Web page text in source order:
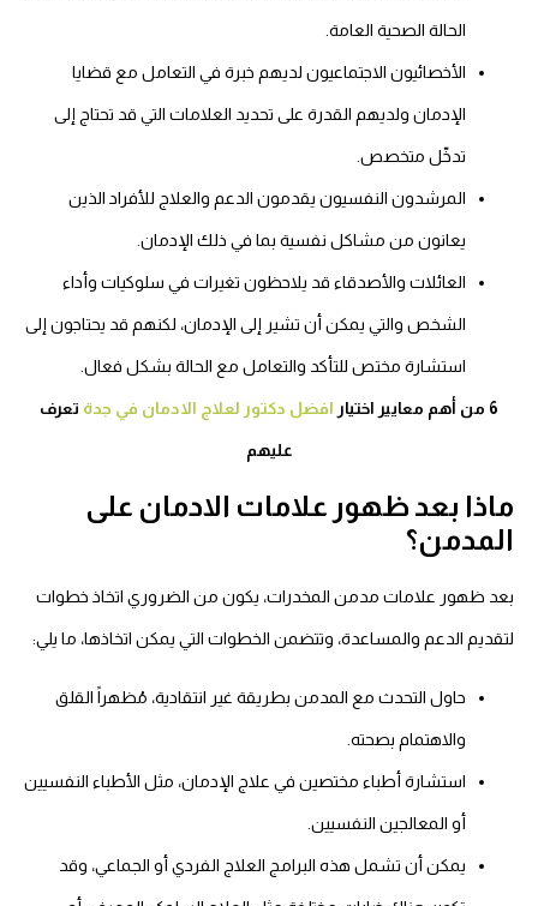
الحالة الصحية العامة.
الأخصائيون الاجتماعيون لديهم خبرة في التعامل مع قضايا
الإدمان ولديهم القدرة على تحديد العلامات التي قد تحتاج إلى
تدخّل متخصص.
المرشدون النفسيون يقدمون الدعم والعلاج للأفراد الذين
يعانون من مشاكل نفسية بما في ذلك الإدمان.
العائلات والأصدقاء قد يلاحظون تغيرات في سلوكيات وأداء
الشخص والتي يمكن أن تشير إلى الإدمان، لكنهم قد يحتاجون إلى
استشارة مختص للتأكد والتعامل مع الحالة بشكل فعال.
6 من أهم معايير اختيار افضل دكتور لعلاج الادمان في جدة تعرف
عليهم
ماذا بعد ظهور علامات الادمان على
المدمن؟
بعد ظهور علامات مدمن المخدرات، يكون من الضروري اتخاذ خطوات
لتقديم الدعم والمساعدة، وتتضمن الخطوات التي يمكن اتخاذها، ما يلي:
حاول التحدث مع المدمن بطريقة غير انتقادية، مُظهراً القلق
والاهتمام بصحته.
استشارة أطباء مختصين في علاج الإدمان، مثل الأطباء النفسيين
أو المعالجين النفسيين.
يمكن أن تشمل هذه البرامج العلاج الفردي أو الجماعي، وقد